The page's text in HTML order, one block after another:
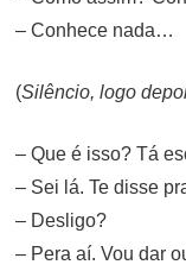
– Conhece nada…
(Silêncio, logo
– Que é isso? Tá
– Sei lá. Te disse
– Desligo?
– Pera aí. Vou dar